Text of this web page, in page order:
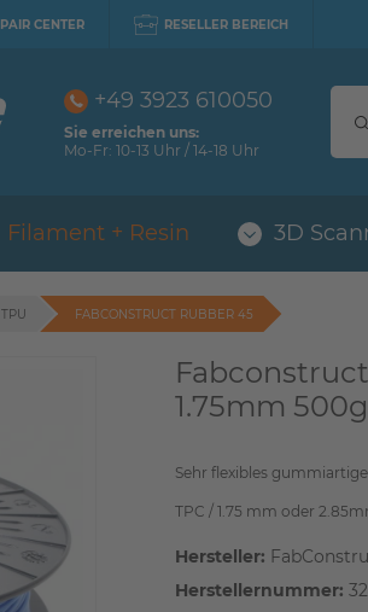
CENTER RESELLER BEREICH
+49 3923 610050
Sie erreichen uns:
Mo-Fr: 10-13 Uhr / 14-18 Uhr
Filament + Resin 3D
FABCONSTRUCT RUBBER 45
1.75mm 500g
Sehr flexibles
TPC / 1.75 mm oder
Hersteller:
Herstellernummer: